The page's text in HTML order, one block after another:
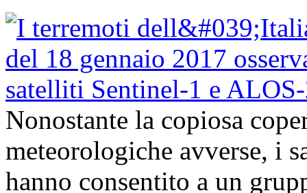
Nonostante la copiosa
meteorologiche avverse, i
hanno consentito a un